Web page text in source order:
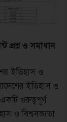
প্রশ্ন ও সমাধান
ইতিহাস ও
ইতিহাস ও
গুরুত্বপূর্ণ
ও বিশ্বসভ্যতা